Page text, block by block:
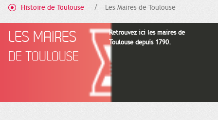
Histoire de Toulouse Les Maires de Toulouse
LES MAIRES
DE TOULOUSE
Retrouvez ici les maires de
Toulouse depuis 1790.